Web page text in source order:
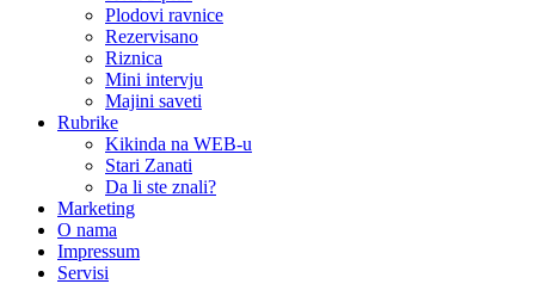
Plodovi ravnice
Rezervisano
Riznica
Mini intervju
Majini saveti
Rubrike
Kikinda na WEB-u
Stari Zanati
Da li ste znali?
Marketing
O nama
Impressum
Servisi